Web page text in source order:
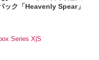
ック「Heavenly Spear」
Series X|S